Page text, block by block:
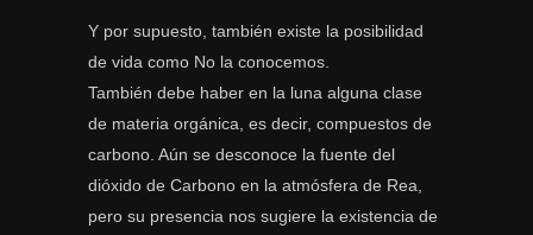
Y por supuesto, también existe la posibilidad
de vida como No la conocemos.
También debe haber en la luna alguna clase
de materia orgánica, es decir, compuestos de
carbono. Aún se desconoce la fuente del
dióxido de Carbono en la atmósfera de Rea,
pero su presencia nos sugiere la existencia de